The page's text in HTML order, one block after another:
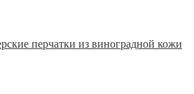
перчатки из виноградной кожи